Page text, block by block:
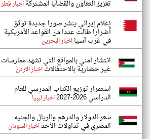
تعزيز التعاون والقضايا المشتركةاخبار قطر
إعلام إيراني ينشر صورا جديدة توثق
أضرارا طالت عددا من القواعد الأمريكية
في غرب آسيااخبار البحرين
انتشار أمني بالمواقع التي تشهد ممارسات
غير حضارية بالاحتفالاتاخبار الاردن
استمرار توزيع الكتاب المدرسي للعام
الدراسي 2026-2027 اخبار ليبيا
سعر الدولار والدرهم والريال والجنيه
المصري في تداولات الأحداخبار السودان